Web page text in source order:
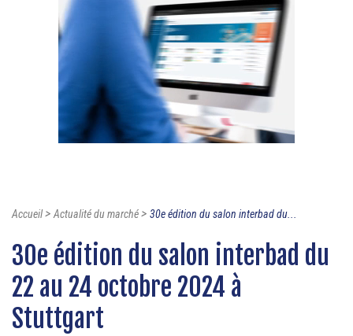
Accueil>Actualité du marché> 30e édition du salon interbad du...
30e édition du salon interbad du
22 au 24 octobre 2024 à
Stuttgart